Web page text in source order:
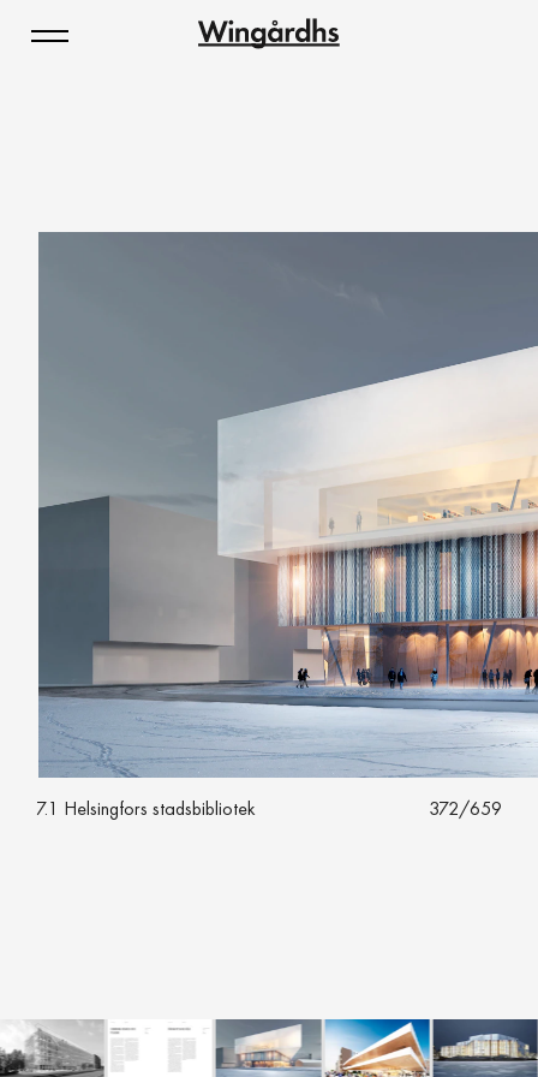
7.1 Helsingfors stadsbibliotek 372/659